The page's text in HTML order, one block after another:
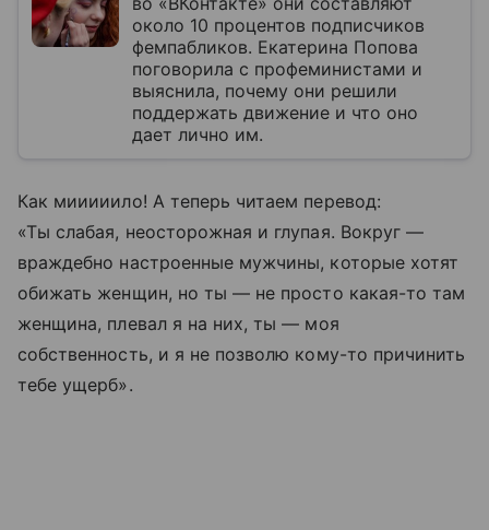
около 10 процентов подписчиков
фемпабликов. Екатерина Попова
поговорила с профеминистами и
выяснила, почему они решили
поддержать движение и что оно
дает лично им.
Как мииииило! А теперь читаем перевод:
«Ты слабая, неосторожная и глупая. Вокруг —
враждебно настроенные мужчины, которые хотят
обижать женщин, но ты — не просто какая-то там
женщина, плевал я на них, ты — моя
собственность, и я не позволю кому-то причинить
тебе ущерб».